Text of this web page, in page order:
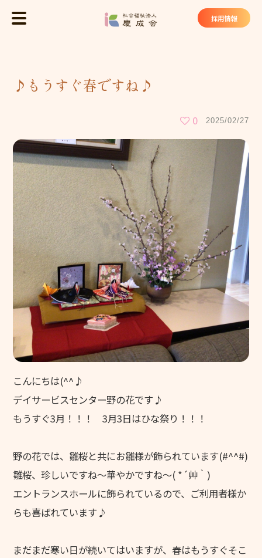
社会福祉
採用情報
慶成会について
私たちが大切にしていること
慶成会の取り組み
サービス・施設
ケアハウス ヴィラ東山苑
グリーンヒルズ東山
グループホーム 花みずき
ケアレジデンス東山
東山苑デイサービスセンター
デイサービスセンター野の花
ヘルパーステーション やわらぎ
地域包括支援センター 和地
キッズホームてんとうむし
てんとうむし東山保育園
採用情報
♪もうすぐ春ですね♪
2025/02/27
0
こんにちは(^^♪
デイサービスセンター野の花です♪
もうすぐ3月！！！ 3月3日はひな祭り！！！
野の花では、雛桜と共にお雛様が飾られています(#^^#)
雛桜、珍しいですね～華やかですね～( *´艸｀)
エントランスホールに飾られているので、ご利用者様か
らも喜ばれています♪
まだまだ寒い日が続いてはいますが、春はもうすぐそこ